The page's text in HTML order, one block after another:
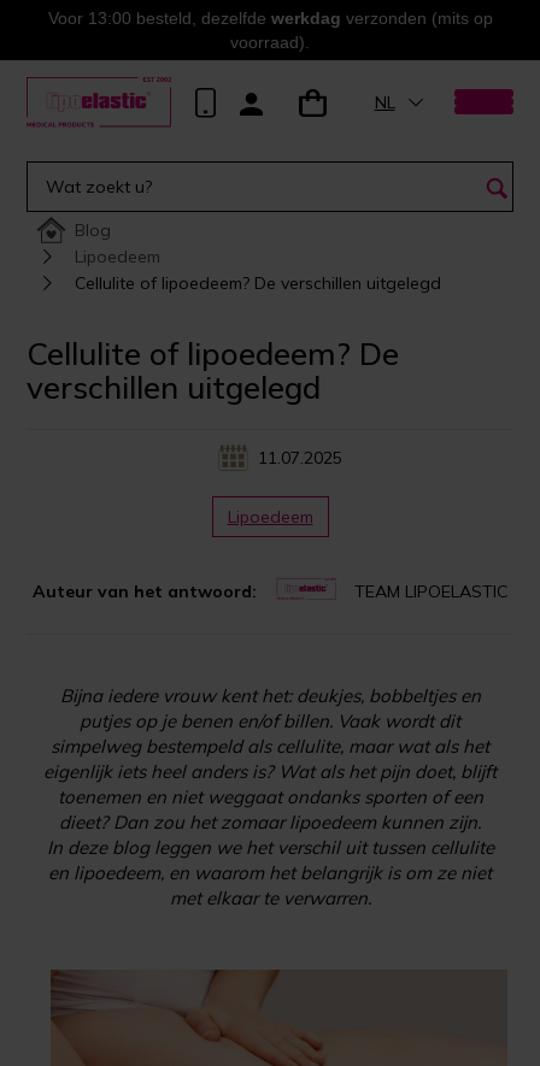
Voor 13:00 besteld, dezelfde werkdag verzonden (mits op
voorraad).
NL
Blog
Lipoedeem
Cellulite of lipoedeem? De verschillen uitgelegd
Cellulite of lipoedeem? De
verschillen uitgelegd
11.07.2025
Auteur van het antwoord: TEAM LIPOELASTIC
Lipoedeem
Bijna iedere vrouw kent het: deukjes, bobbeltjes en
putjes op je benen en/of billen. Vaak wordt dit
simpelweg bestempeld als cellulite, maar wat als het
eigenlijk iets heel anders is? Wat als het pijn doet, blijft
toenemen en niet weggaat ondanks sporten of een
dieet? Dan zou het zomaar lipoedeem kunnen zijn.
In deze blog leggen we het verschil uit tussen cellulite
en lipoedeem, en waarom het belangrijk is om ze niet
met elkaar te verwarren.